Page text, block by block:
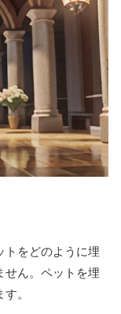
トをどのように埋
せん。ペットを埋
。